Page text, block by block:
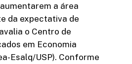
a área
da expectativa de
o Centro de
em Economia
Esalq/USP). Conforme